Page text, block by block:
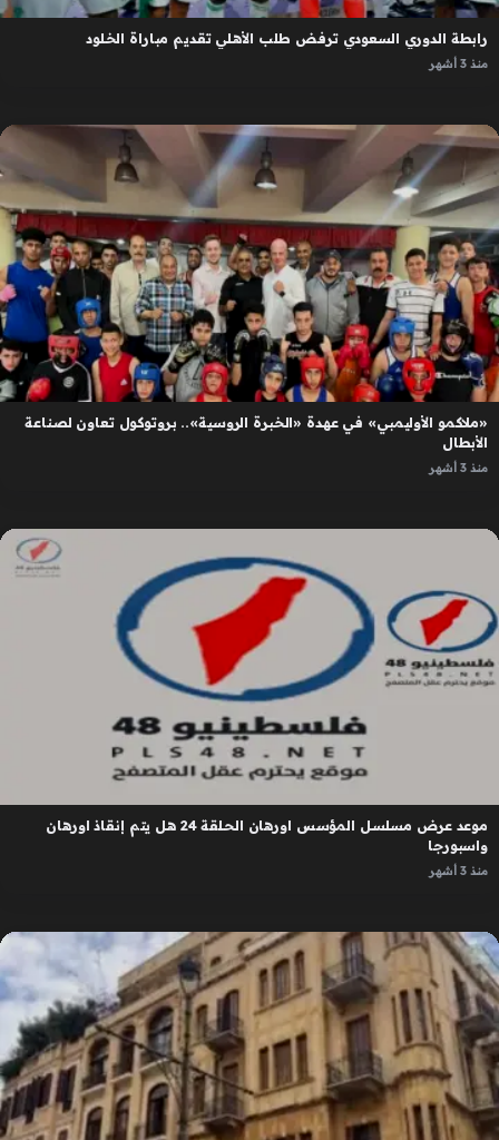
رابطة الدوري السعودي ترفض طلب الأهلي تقديم مباراة الخلود
منذ 3 أشهر
«ملاكمو الأوليمبي» في عهدة «الخبرة الروسية».. بروتوكول تعاون لصناعة
الأبطال
منذ 3 أشهر
موعد عرض مسلسل المؤسس اورهان الحلقة 24 هل يتم إنقاذ اورهان
واسبورجا
منذ 3 أشهر